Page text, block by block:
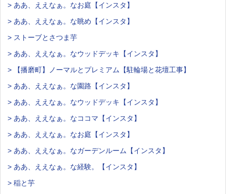
> ああ、ええなぁ。なお庭【インスタ】
> ああ、ええなぁ。な眺め【インスタ】
> ストーブとさつま芋
> ああ、ええなぁ。なウッドデッキ【インスタ】
> 【播磨町】ノーマルとプレミアム【駐輪場と花壇工事】
> ああ、ええなぁ。な園路【インスタ】
> ああ、ええなぁ。なウッドデッキ【インスタ】
> ああ、ええなぁ。なココマ【インスタ】
> ああ、ええなぁ。なお庭【インスタ】
> ああ、ええなぁ。なガーデンルーム【インスタ】
> ああ、ええなぁ。な経験。【インスタ】
> 稲と芋